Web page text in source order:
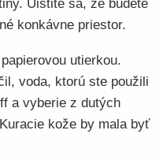
Uistite sa, že budete
konkávne priestor.
utierkou.
voda, ktorú ste použili
a vyberie z dutých
kože by mala byť